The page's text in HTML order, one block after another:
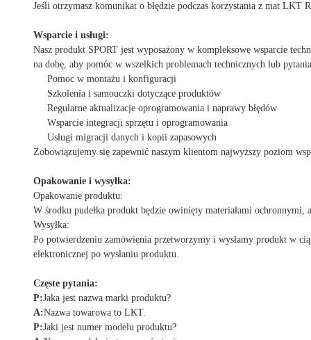
Jeśli otrzymasz komunikat o błędzie podczas korzystania z mat LKT
Wsparcie i usługi:
Nasz produkt SPORT jest wyposażony w kompleksowe wsparcie
na dobę, aby pomóc w wszelkich problemach technicznych lub
Pomoc w montażu i konfiguracji
Szkolenia i samouczki dotyczące produktów
Regularne aktualizacje oprogramowania i naprawy błędów
Wsparcie integracji sprzętu i oprogramowania
Usługi migracji danych i kopii zapasowych
Zobowiązujemy się zapewnić naszym klientom najwyższy poziom
Opakowanie i wysyłka:
Opakowanie produktu:
W środku pudełka produkt będzie owinięty materiałami ochronnymi,
Wysyłka:
Po potwierdzeniu zamówienia przetworzymy i wysłamy produkt w
elektronicznej po wysłaniu produktu.
Częste pytania:
P:Jaka jest nazwa marki produktu?
A:Nazwa towarowa to LKT.
P:Jaki jest numer modelu produktu?